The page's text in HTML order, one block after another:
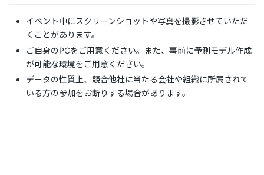
イベント中にスクリーンショットや写真を撮影させていただ
くことがあります。
ご自身のPCをご用意ください。また、事前に予測モデル作成
が可能な環境をご用意ください。
データの性質上、競合他社に当たる会社や組織に所属されて
いる方の参加をお断りする場合があります。